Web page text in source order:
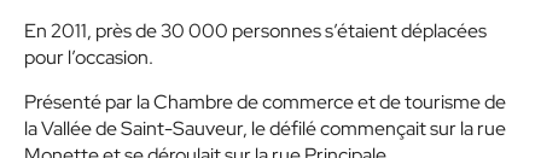
En 2011, près de 30 000 personnes s’étaient déplacées
pour l’occasion.
Présenté par la Chambre de commerce et de tourisme de
la Vallée de Saint-Sauveur, le défilé commençait sur la rue